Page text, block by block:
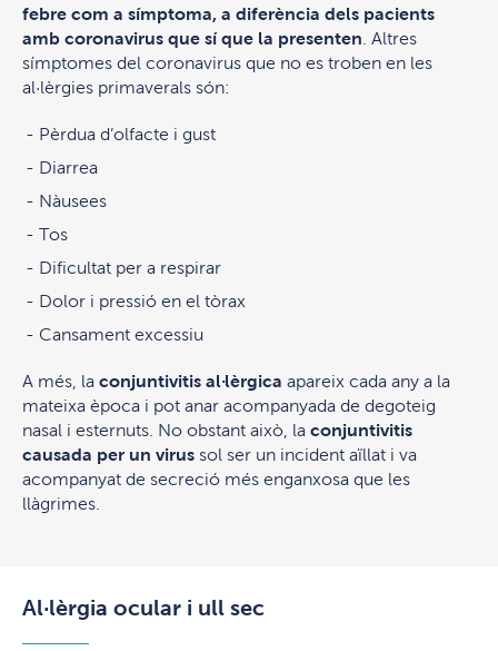
febre com a símptoma, a diferència dels pacients
amb coronavirus que sí que la presenten . Altres
símptomes del coronavirus que no es troben en les
al·lèrgies primaverals són:
Pèrdua d’olfacte i gust
Diarrea
Nàusees
Tos
Dificultat per a respirar
Dolor i pressió en el tòrax
Cansament excessiu
A més, la conjuntivitis al·lèrgica apareix cada any a la
mateixa època i pot anar acompanyada de degoteig
nasal i esternuts. No obstant això, la conjuntivitis
causada per un virus sol ser un incident aïllat i va
acompanyat de secreció més enganxosa que les
llàgrimes.
Al·lèrgia ocular i ull sec